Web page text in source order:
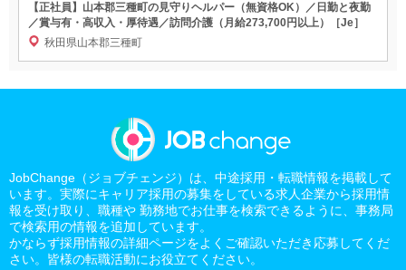
【正社員】山本郡三種町の見守りヘルパー（無資格OK）／日勤と夜勤
／賞与有・高収入・厚待遇／訪問介護（月給273,700円以上）［Je］
秋田県山本郡三種町
JobChange（ジョブチェンジ）は、中途採用・転職情報を掲載して
います。実際にキャリア採用の募集をしている求人企業から採用情
報を受け取り、職種や 勤務地でお仕事を検索できるように、事務局
で検索用の情報を追加しています。
かならず採用情報の詳細ページをよくご確認いただき応募してくだ
さい。皆様の転職活動にお役立てください。